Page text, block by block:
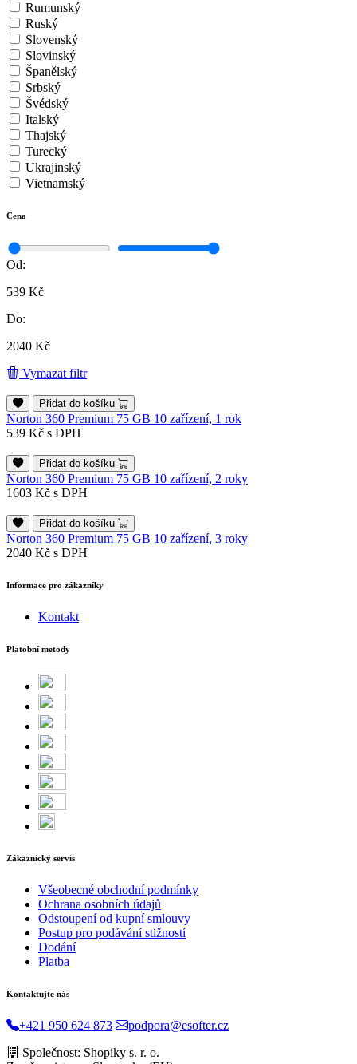
Rumunský
Ruský
Slovenský
Slovinský
Španělský
Srbský
Švédský
Italský
Thajský
Turecký
Ukrajinský
Vietnamský
Cena
Od:
539 Kč
Do:
2040 Kč
Vymazat filtr
Přidat do košíku
Norton 360 Premium 75 GB 10 zařízení, 1 rok
539 Kč s DPH
Přidat do košíku
Norton 360 Premium 75 GB 10 zařízení, 2 roky
1603 Kč s DPH
Přidat do košíku
Norton 360 Premium 75 GB 10 zařízení, 3 roky
2040 Kč s DPH
Informace pro zákazníky
Kontakt
Platobní metody
Zákaznický servis
Všeobecné obchodní podmínky
Ochrana osobních údajů
Odstoupení od kupní smlouvy
Postup pro podávání stížností
Dodání
Platba
Kontaktujte nás
+421 950 624 873
podpora@esofter.cz
Společnost: Shopiky s. r. o.